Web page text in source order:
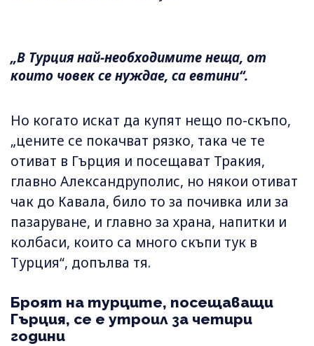
„В Турция най-необходимите неща, от
които човек се нуждае, са евтини“.
Но когато искат да купят нещо по-скъпо,
„цените се покачват рязко, така че те
отиват в Гърция и посещават Тракия,
главно Александруполис, но някои отиват
чак до Кавала, било то за почивка или за
пазаруване, и главно за храна, напитки и
колбаси, които са много скъпи тук в
Турция“, допълва тя.
Броят на турците, посещаващи
Гърция, се е утроил за четири
години